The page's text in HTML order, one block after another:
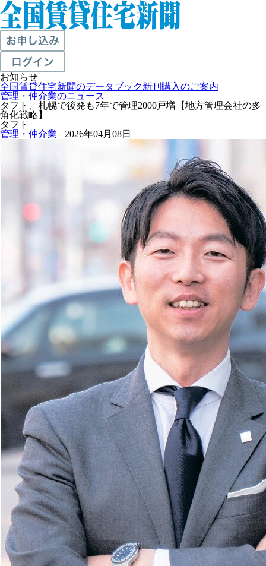
お知らせ
全国賃貸住宅新聞のデータブック新刊購入のご案内
管理・仲介業のニュース
タフト、札幌で後発も7年で管理2000戸増【地方管理会社の多
角化戦略】
タフト
管理・仲介業 | 2026年04月08日